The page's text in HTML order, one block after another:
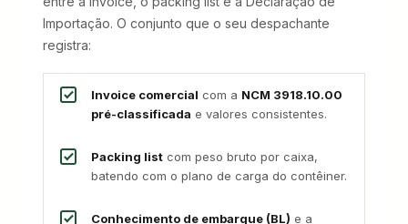
Importação. O conjunto que o seu despachante
registra:
Invoice comercial com a NCM 3918.10.00
pré-classificada e valores consistentes.
Packing list com peso bruto por caixa,
batendo com o plano de carga do contêiner.
Conhecimento de embarque (BL) e a